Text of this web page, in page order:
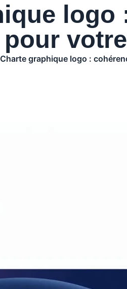
logo
Charte graphique logo :